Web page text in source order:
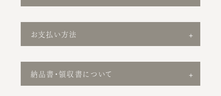
お支払い方法
納品書・領収書について